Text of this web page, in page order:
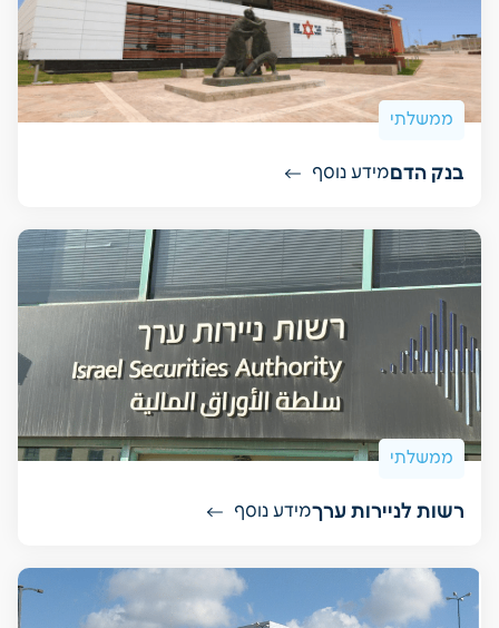
ממשלתי
בנק הדםמידע נוסף
ממשלתי
רשות לניירות ערךמידע נוסף